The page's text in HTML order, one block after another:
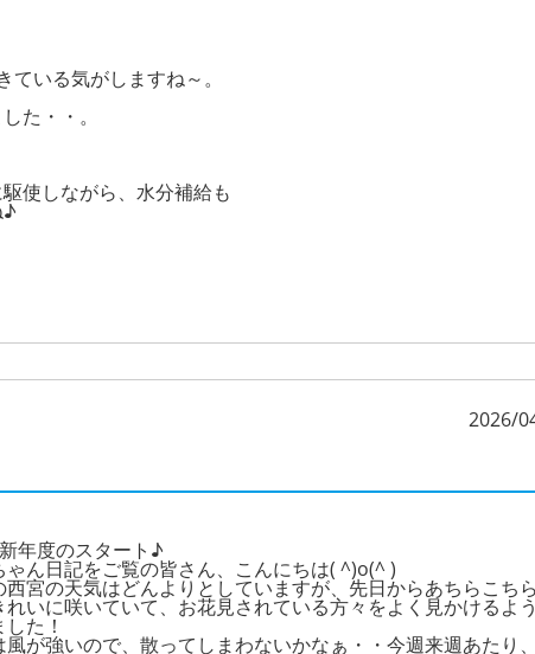
いる気がしますね～。
た・・。
使しながら、水分補給も
♪
2026/
年度のスタート♪
ゃん日記をご覧の皆さん、こんにちは( ^)o(^ )
西宮の天気はどんよりとしていますが、先日からあちらこち
れいに咲いていて、お花見されている方々をよく見かけるよ
た！
風が強いので、散ってしまわないかなぁ・・今週来週あたり